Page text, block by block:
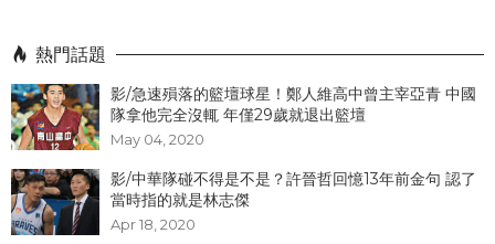
熱門話題
影/急速殞落的籃壇球星！鄭人維高中曾主宰亞青 中國
隊拿他完全沒輒 年僅29歲就退出籃壇
May 04, 2020
影/中華隊碰不得是不是？許晉哲回憶13年前金句 認了
當時指的就是林志傑
Apr 18, 2020